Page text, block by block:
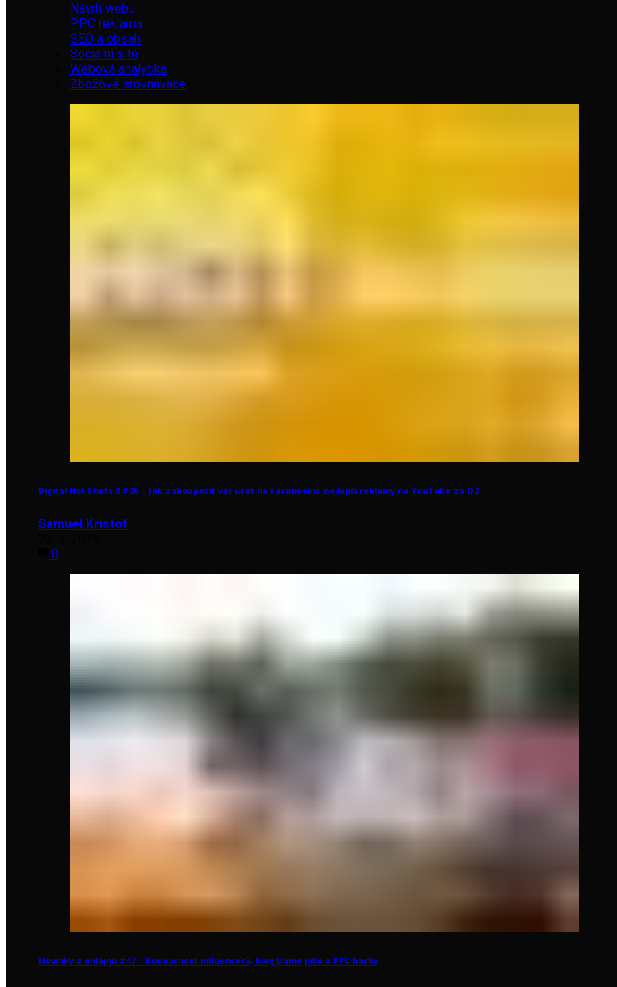
Návrh webu
PPC reklama
SEO a obsah
Sociální sítě
Webová analytika
Zbožové srovnávače
Digital Hot Shots 2 #26 – Jak zabezpečit váš účet na Facebooku, nejlepší reklamy na YouTube za Q2
Samuel Kristof
0
Novinky z onlajnu #47 – Budoucnost influencerů, blog Dáme jídlo a PPC hacky